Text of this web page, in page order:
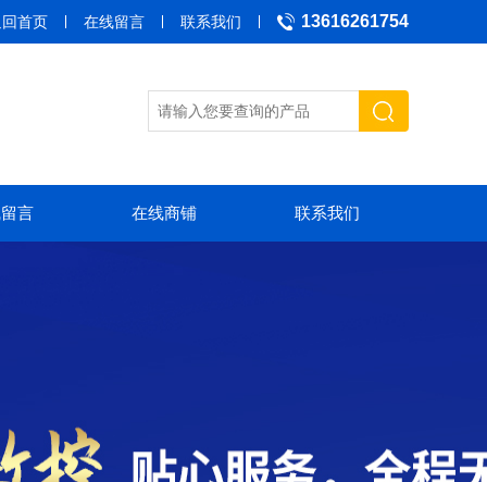
13616261754
首页 在线留言 联系我们
言 在线商铺 联系我们